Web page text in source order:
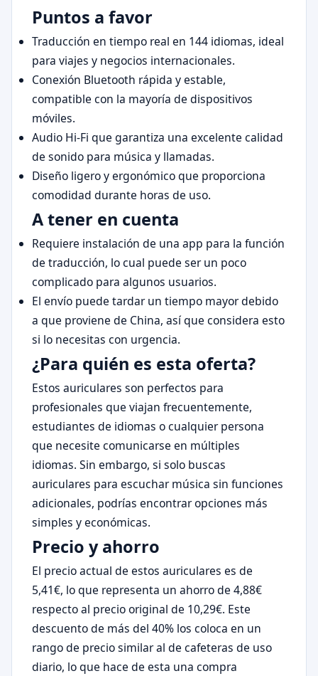
Puntos a favor
Traducción en tiempo real en 144 idiomas, ideal
para viajes y negocios internacionales.
Conexión Bluetooth rápida y estable,
compatible con la mayoría de dispositivos
móviles.
Audio Hi-Fi que garantiza una excelente calidad
de sonido para música y llamadas.
Diseño ligero y ergonómico que proporciona
comodidad durante horas de uso.
A tener en cuenta
Requiere instalación de una app para la función
de traducción, lo cual puede ser un poco
complicado para algunos usuarios.
El envío puede tardar un tiempo mayor debido
a que proviene de China, así que considera esto
si lo necesitas con urgencia.
¿Para quién es esta oferta?
Estos auriculares son perfectos para
profesionales que viajan frecuentemente,
estudiantes de idiomas o cualquier persona
que necesite comunicarse en múltiples
idiomas. Sin embargo, si solo buscas
auriculares para escuchar música sin funciones
adicionales, podrías encontrar opciones más
simples y económicas.
Precio y ahorro
El precio actual de estos auriculares es de
5,41€, lo que representa un ahorro de 4,88€
respecto al precio original de 10,29€. Este
descuento de más del 40% los coloca en un
rango de precio similar al de cafeteras de uso
diario, lo que hace de esta una compra